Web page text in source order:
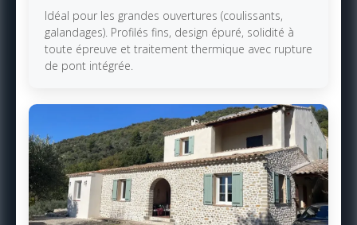
Idéal pour les grandes ouvertures (coulissants,
galandages). Profilés fins, design épuré, solidité à
toute épreuve et traitement thermique avec rupture
de pont intégrée.